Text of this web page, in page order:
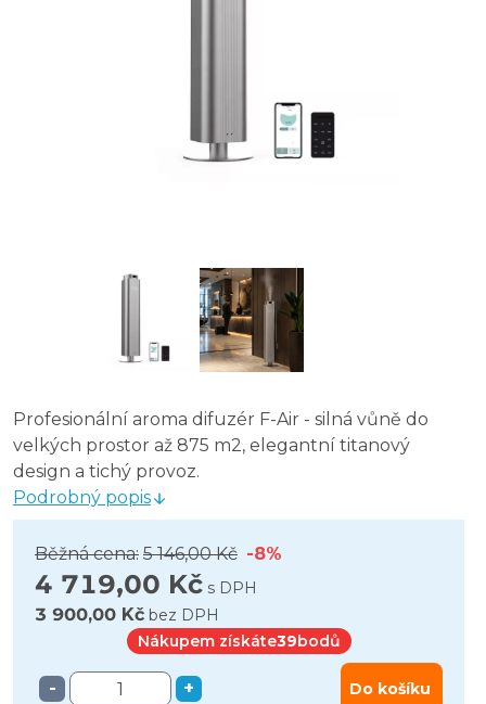
Profesionální aroma difuzér F-Air - silná vůně do
velkých prostor až 875 m2, elegantní titanový
design a tichý provoz.
Podrobný popis
Běžná cena: 5 146,00 Kč -8%
4 719,00 Kč s DPH
3 900,00 Kč bez DPH
Nákupem získáte39bodů
- + Do košíku